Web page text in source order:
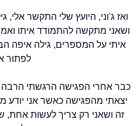
ואז ג'וני, היועץ שלי התקשר
ושאני מתקשה להתמודד איתו
איתי על המספרים, גילה איפה
לפתור
כבר אחרי הפגישה הרגשתי הרבה
יצאתי מהפגישה כאשר אני יודע
זה ושאני רק צריך לעשות אחת,